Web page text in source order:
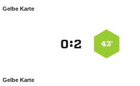
Gelbe Karte
43’
:
Gelbe Karte